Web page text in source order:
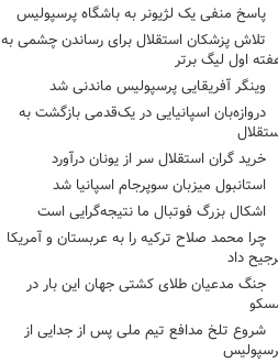
پاسخ منفی یک لژیونر به باشگاه پرسپولیس
تلاش پزشکان استقلال برای رساندن چشمی به
اول لیگ برتر
وینگر آفریقایی پرسپولیس ماندنی شد
دروازه‌بان اسپانیایی در یک‌قدمی بازگشت به
خرید گران استقلال سر از یونان درآورد
استانبول میزبان سوپرجام اسپانیا شد
اشکال بزرگ فوتبال ما نتیجه‌گرایی است
چرا محمد صلاح ترکیه را به عربستان و آمریکا
داد
جنگ مدعیان طلای کشتی جهان این بار در
شروع تلخ مدافع تیم ملی پس از جدایی از